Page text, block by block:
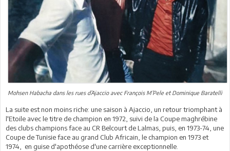
Mohsen Habacha dans les rues d’Ajaccio avec François M’Pele et Dominique Baratelli
La suite est non moins riche: une saison à Ajaccio, un retour triomphant à
l'Etoile avec le titre de champion en 1972, suivi de la Coupe maghrébine
des clubs champions face au CR Belcourt de Lalmas, puis, en 1973-74, une
Coupe de Tunisie face au grand Club Africain, le champion en 1973 et
1974, en guise d'apothéose d'une carrière exceptionnelle.